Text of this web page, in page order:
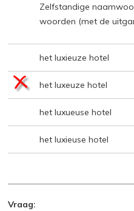
Zelfstandige
woorden (met de
het luxieuze hotel
het luxeuze hotel
het luxueuse hotel
het luxieuse hotel
Vraag: